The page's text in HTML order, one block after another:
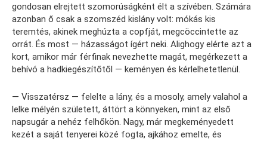
gondosan elrejtett szomorúságként élt a szívében. Számára
azonban ő csak a szomszéd kislány volt: mókás kis
teremtés, akinek meghúzta a copfját, megcöccintette az
orrát. És most — házasságot ígért neki. Alighogy elérte azt a
kort, amikor már férfinak nevezhette magát, megérkezett a
behívó a hadkiegészítőtől — keményen és kérlelhetetlenül.
— Visszatérsz — felelte a lány, és a mosoly, amely valahol a
lelke mélyén született, áttört a könnyeken, mint az első
napsugár a nehéz felhőkön. Nagy, már megkeményedett
kezét a saját tenyerei közé fogta, ajkához emelte, és